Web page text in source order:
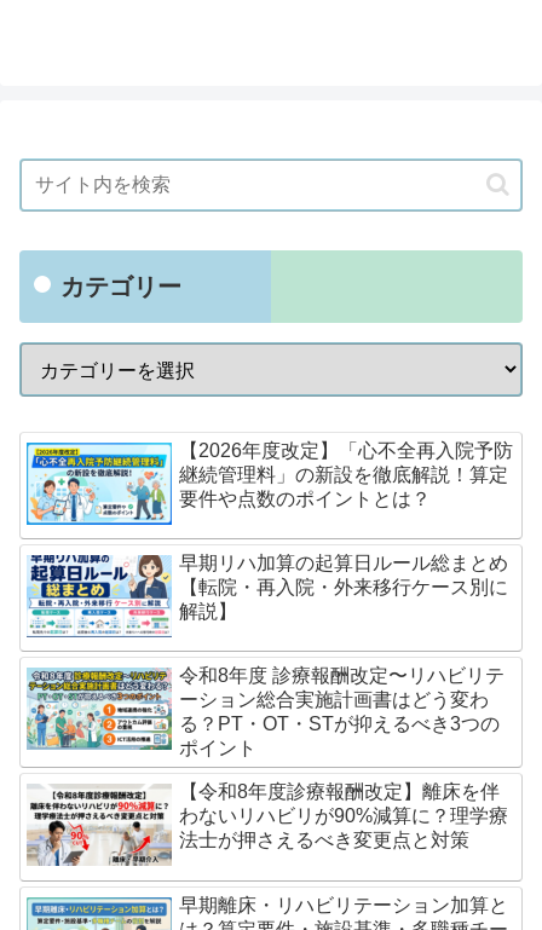
カテゴリー
【2026年度改定】「心不全再入院予防
継続管理料」の新設を徹底解説！算定
要件や点数のポイントとは？
早期リハ加算の起算日ルール総まとめ
【転院・再入院・外来移行ケース別に
解説】
令和8年度 診療報酬改定〜リハビリテ
ーション総合実施計画書はどう変わ
る？PT・OT・STが抑えるべき3つの
ポイント
【令和8年度診療報酬改定】離床を伴
わないリハビリが90%減算に？理学療
法士が押さえるべき変更点と対策
早期離床・リハビリテーション加算と